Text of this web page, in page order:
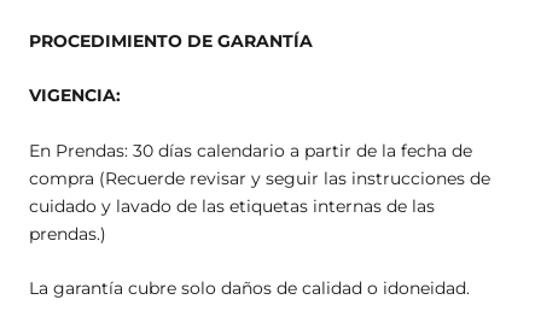
PROCEDIMIENTO DE GARANTÍA
VIGENCIA:
En Prendas: 30 días calendario a partir de la fecha de
compra (Recuerde revisar y seguir las instrucciones de
cuidado y lavado de las etiquetas internas de las
prendas.)
La garantía cubre solo daños de calidad o idoneidad.